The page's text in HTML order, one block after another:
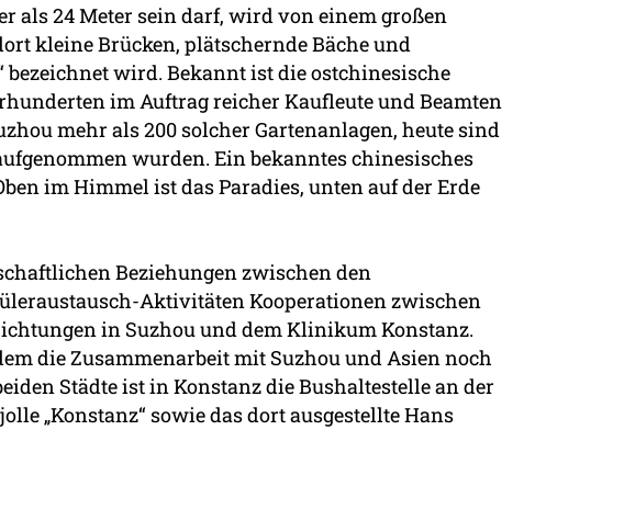
als 24 Meter sein darf, wird von einem großen
kleine Brücken, plätschernde Bäche und
bezeichnet wird. Bekannt ist die ostchinesische
im Auftrag reicher Kaufleute und Beamten
mehr als 200 solcher Gartenanlagen, heute sind
wurden. Ein bekanntes chinesisches
im Himmel ist das Paradies, unten auf der Erde
Beziehungen zwischen den
Aktivitäten Kooperationen zwischen
in Suzhou und dem Klinikum Konstanz.
die Zusammenarbeit mit Suzhou und Asien noch
Städte ist in Konstanz die Bushaltestelle an der
„Konstanz“ sowie das dort ausgestellte Hans